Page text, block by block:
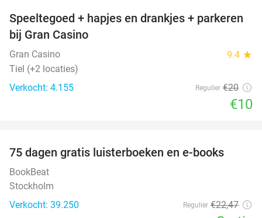
50%
Speeltegoed + hapjes en drankjes + parkeren
bij Gran Casino
Gran Casino 9.4 star
Tiel (+2 locaties)
Verkocht: 4.155
Regulier €20
€10
75 dagen gratis luisterboeken en e-books
BookBeat
Stockholm
Verkocht: 39.250
Regulier €22,47